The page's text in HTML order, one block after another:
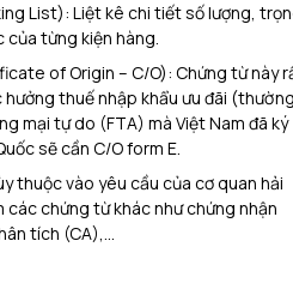
List): Liệt kê chi tiết số lượng,
từng kiện hàng.
of Origin – C/O): Chứng từ này
thuế nhập khẩu ưu đãi
mại tự do (FTA) mà Việt Nam đã ký
sẽ cần C/O form E.
thuộc vào yêu cầu của cơ quan hải
chứng từ khác như chứng nhận
tích (CA),…